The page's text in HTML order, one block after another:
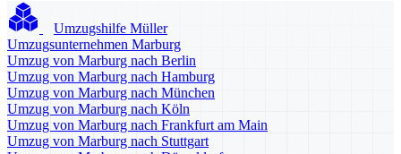
Umzugshilfe Müller
Umzugsunternehmen Marburg
Umzug von Marburg nach Berlin
Umzug von Marburg nach Hamburg
Umzug von Marburg nach München
Umzug von Marburg nach Köln
Umzug von Marburg nach Frankfurt am Main
Umzug von Marburg nach Stuttgart